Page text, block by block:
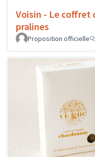
Voisin - Le coffret
pralines
Proposition officielle